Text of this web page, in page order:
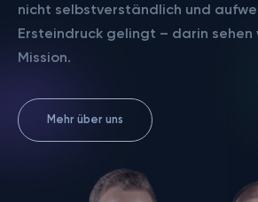
nicht selbstverständlich und
Ersteindruck gelingt – darin sehen
Mission.
Mehr über uns